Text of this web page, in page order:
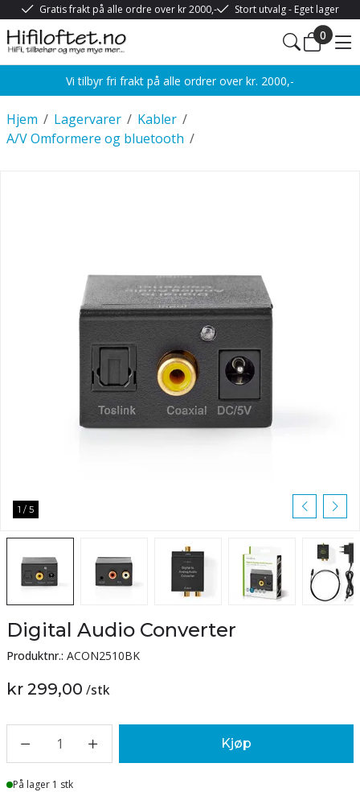
Gratis frakt på alle ordre over kr 2000,- Stort utvalg - Eget lager
0
Vi tilbyr fri frakt på alle ordrer over kr. 2000,-
/
Hjem /
Lagervarer /
Kabler
/
A/V Omformere og bluetooth
1 / 5
Digital Audio Converter
Produktnr.: ACON2510BK
kr 299,00 /stk
1 Kjøp
Lager
På lager 1 stk